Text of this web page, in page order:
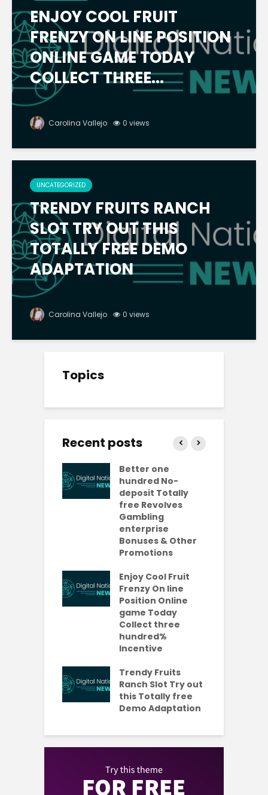
ENJOY COOL FRUIT
FRENZY ON LINE POSITION
ONLINE GAME TODAY
COLLECT THREE...
Carolina Vallejo 0 views
UNCATEGORIZED
TRENDY FRUITS RANCH
SLOT TRY OUT THIS
TOTALLY FREE DEMO
ADAPTATION
Carolina Vallejo 0 views
Topics
Recent posts
Better one
hundred No-
deposit Totally
free Revolves
Gambling
enterprise
Bonuses & Other
Promotions
Enjoy Cool Fruit
Frenzy On line
Position Online
game Today
Collect three
hundred%
Incentive
Trendy Fruits
Ranch Slot Try out
this Totally free
Demo Adaptation